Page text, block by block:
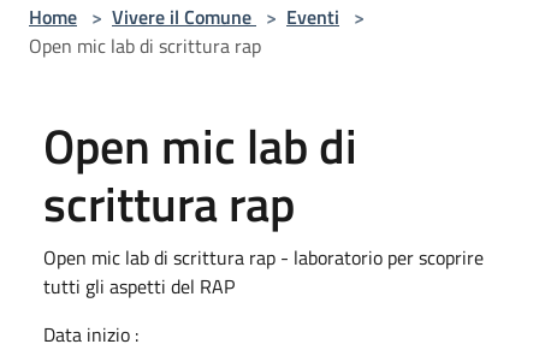
Home > Vivere il Comune > Eventi >
Open mic lab di scrittura rap
Open mic lab di
scrittura rap
Open mic lab di scrittura rap - laboratorio per scoprire
tutti gli aspetti del RAP
Data inizio :